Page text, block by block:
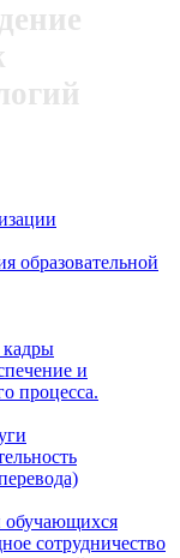
образовательной
кадры
и
процесса.
сотрудничество